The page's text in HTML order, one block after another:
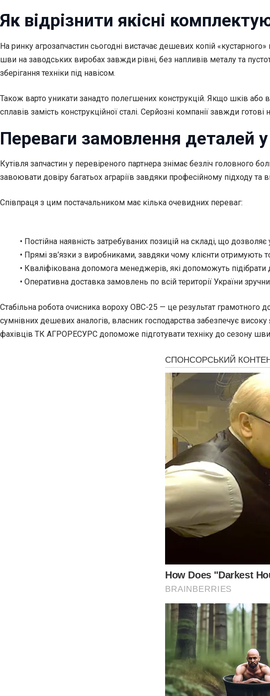
Як відрізнити якісні
На ринку агрозапчастин сьогодні вистачає дешевих копій
шви на заводських виробах завжди рівні, без напливів металу та
зберігання техніки під навісом.
Також варто уникати занадто полегшених конструкцій. Якщо шків або
сплавів замість конструкційної сталі. Серйозні компанії завжди
Переваги замовлення деталей
Кутівля запчастин у перевіреного партнера знімає безліч головного
завоювати довіру багатьох аграріїв завдяки професійному підходу та
Співпраця з цим постачальником має кілька очевидних переваг:
• Постійна наявність затребуваних позицій на складі, що
• Прямі зв’язки з виробниками, завдяки чому клієнти отримують
• Кваліфікована допомога менеджерів, які допоможуть
• Оперативна доставка замовлень по всій території України
Стабільна робота очисника вороху ОВС-25 — це результат грамотного
сумнівних дешевих аналогів, власник господарства забезпечує
фахівців ТК АГРОРЕСУРС допоможе підготувати техніку до сезону